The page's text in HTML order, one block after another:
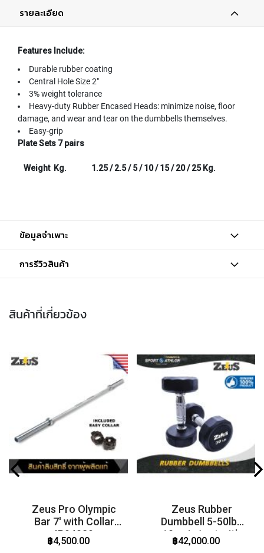
รายละเอียด
Features Include:
Durable rubber coating
Central Hole Size 2"
3% weight tolerance
Heavy-duty Rubber Encased Heads: minimize noise, floor
damage, and wear and tear on the dumbbells themselves.
Easy-grip
Plate Sets 7 pairs
Weight Kg. 1.25 / 2.5 / 5 / 10 / 15 / 20 / 25 Kg.
ข้อมูลจำเพาะ
การรีวิวสินค้า
สินค้าที่เกี่ยวข้อง
Zeus Pro Olympic
Bar 7' with Collar
IR94039
฿4,500.00
Zeus Rubber
Dumbbell 5-50lbs
10 pair / set with
Rack
฿42,000.00